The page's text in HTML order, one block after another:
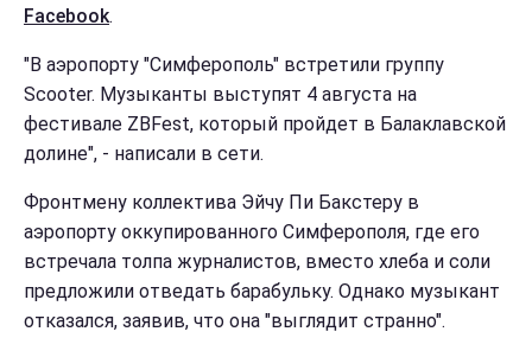
Facebook.
"В аэропорту "Симферополь" встретили группу
Scooter. Музыканты выступят 4 августа на
фестивале ZBFest, который пройдет в Балаклавской
долине", - написали в сети.
Фронтмену коллектива Эйчу Пи Бакстеру в
аэропорту оккупированного Симферополя, где его
встречала толпа журналистов, вместо хлеба и соли
предложили отведать барабульку. Однако музыкант
отказался, заявив, что она "выглядит странно".